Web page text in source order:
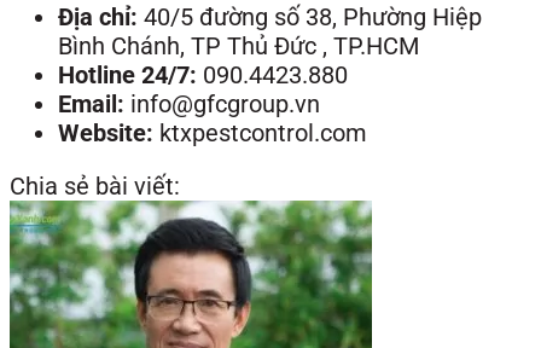
Địa chỉ: 40/5 đường số 38, Phường Hiệp
Bình Chánh, TP Thủ Đức , TP.HCM
Hotline 24/7: 090.4423.880
Email: info@gfcgroup.vn
Website: ktxpestcontrol.com
Chia sẻ bài viết: